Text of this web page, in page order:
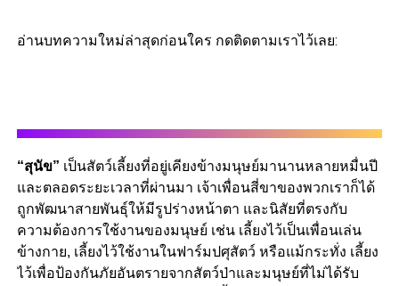
อ่านบทความใหม่ล่าสุดก่อนใคร กดติดตามเราไว้เลย:
“สุนัข” เป็นสัตว์เลี้ยงที่อยู่เคียงข้างมนุษย์มานานหลายหมื่นปี
และตลอดระยะเวลาที่ผ่านมา เจ้าเพื่อนสี่ขาของพวกเราก็ได้
ถูกพัฒนาสายพันธุ์ให้มีรูปร่างหน้าตา และนิสัยที่ตรงกับ
ความต้องการใช้งานของมนุษย์ เช่น เลี้ยงไว้เป็นเพื่อนเล่น
ข้างกาย, เลี้ยงไว้ใช้งานในฟาร์มปศุสัตว์ หรือแม้กระทั่ง เลี้ยง
ไว้เพื่อป้องกันภัยอันตรายจากสัตว์ป่าและมนุษย์ที่ไม่ได้รับ